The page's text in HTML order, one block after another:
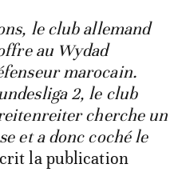
le club allemand
au Wydad
marocain.
2, le club
cherche un
et a donc coché le
la publication